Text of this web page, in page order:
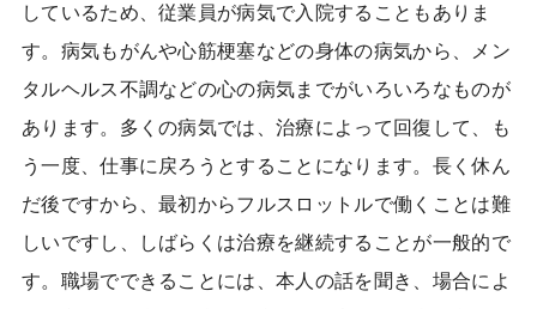
しているため、従業員が病気で入院することもありま
す。病気もがんや心筋梗塞などの身体の病気から、メン
タルヘルス不調などの心の病気までがいろいろなものが
あります。多くの病気では、治療によって回復して、も
う一度、仕事に戻ろうとすることになります。長く休ん
だ後ですから、最初からフルスロットルで働くことは難
しいですし、しばらくは治療を継続することが一般的で
す。職場でできることには、本人の話を聞き、場合によ